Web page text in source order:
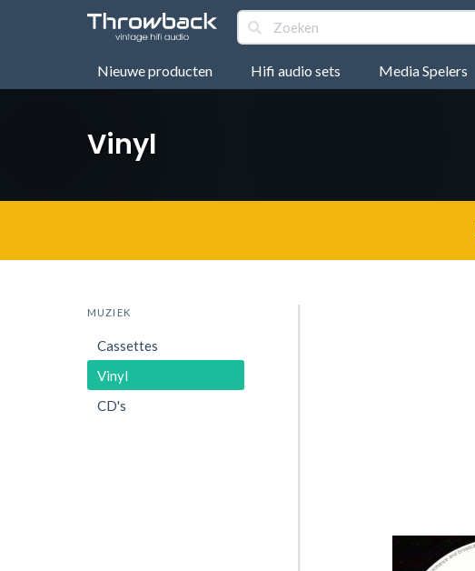
Nieuwe producten Hifi audio sets Media Spelers
Vinyl
MUZIEK
Cassettes
Vinyl
CD's